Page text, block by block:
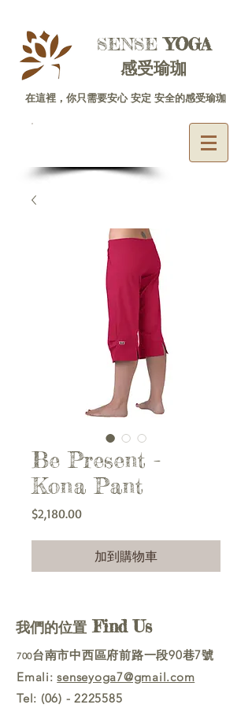
SENSE ​YOGA
感受瑜珈
在這裡，你只需要安心 安定 安全的感受瑜珈
Be Present -
Kona Pant
$2,180.00價
加到購物車
我們的位置 Find Us
700台南市中西區府前路一段90巷7號
Emali:senseyoga7@gmail.com
Tel: (06) - 2225585